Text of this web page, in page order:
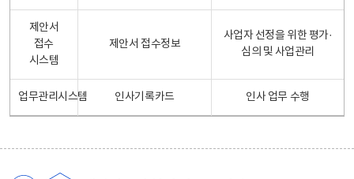
제안서
접수
시스템
제안서 접수정보
사업자 선정을 위한 평가·
심의 및 사업관리
업무관리시스템 인사기록카드 인사 업무 수행